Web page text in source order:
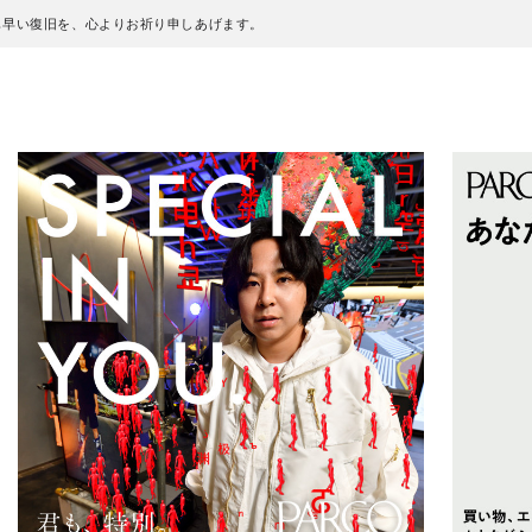
い復旧を、心よりお祈り申しあげます。